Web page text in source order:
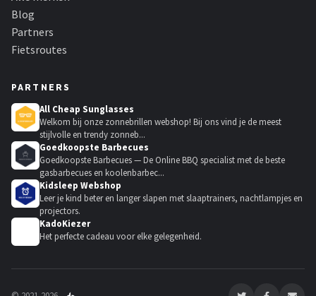
Blog
Partners
Fietsroutes
PARTNERS
All Cheap Sunglasses
Welkom bij onze zonnebrillen webshop! Bij ons vind je de meest
stijlvolle en trendy zonneb...
Goedkoopste Barbecues
Goedkoopste Barbecues — De Online BBQ specialist met de beste
gasbarbecues en koolenbarbec...
Kidsleep Webshop
Leer je kind beter en langer slapen met slaaptrainers, nachtlampjes en
projectors.
KadoKiezer
Het perfecte cadeau voor elke gelegenheid.